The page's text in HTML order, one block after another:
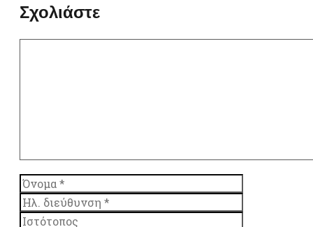
Σχολιάστε
Όνομα
διεύθυνση